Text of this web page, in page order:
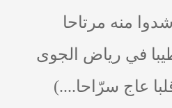
منه مرتاحا
في رياض الجوى
عاج سرّاحا....)